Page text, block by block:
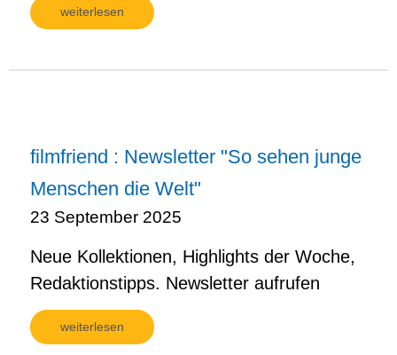
weiterlesen
filmfriend : Newsletter "So sehen junge
Menschen die Welt"
23 September 2025
Neue Kollektionen, Highlights der Woche,
Redaktionstipps. Newsletter aufrufen
weiterlesen